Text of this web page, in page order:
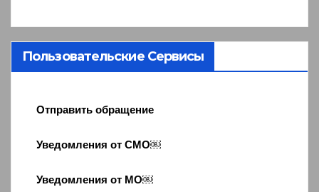
Пользовательские Сервисы
Отправить обращение
Уведомления от СМО￼
Уведомления от МО￼